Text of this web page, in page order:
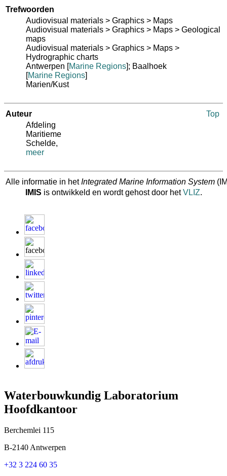
Trefwoorden
Audiovisual materials > Graphics > Maps
Audiovisual materials > Graphics > Maps > Geological
maps
Audiovisual materials > Graphics > Maps >
Hydrographic charts
Antwerpen [Marine Regions]; Baalhoek
[Marine Regions]
Marien/Kust
Auteur
Top
Afdeling
Maritieme
Schelde,
meer
Alle informatie in hetIntegrated Marine Information System
IMIS is ontwikkeld en wordt gehost door hetVLIZ.
Waterbouwkundig Laboratorium
Hoofdkantoor
Berchemlei 115
B-2140 Antwerpen
+32 3 224 60 35